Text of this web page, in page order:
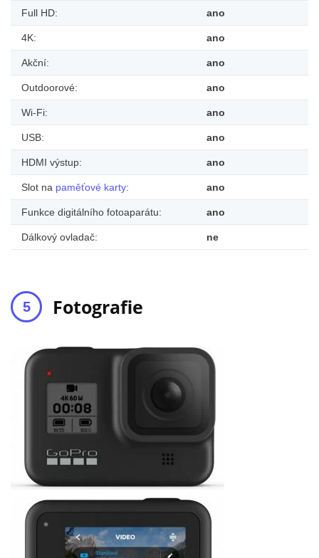
Full HD: ano
4K: ano
Akční: ano
Outdoorové: ano
Wi-Fi: ano
USB: ano
HDMI výstup: ano
Slot na paměťové karty: ano
Funkce digitálního fotoaparátu: ano
Dálkový ovladač: ne
Fotografie